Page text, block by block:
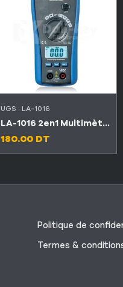
UGS : LA-1016
LA-1016 2en1 Multimètre numérique automatique et détecteur de signal satellite
180.00 DT
Politique de
Termes &